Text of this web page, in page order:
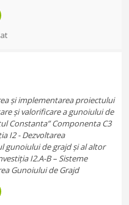
și implementarea proiectului
și valorificare a gunoiului de
Constanta” Componenta C3
I2 - Dezvoltarea
de grajd și al altor
I2.A-B – Sisteme
Gunoiului de Grajd